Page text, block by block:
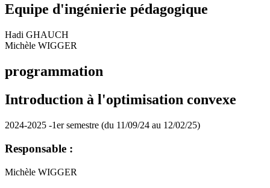
Equipe d'ingénierie pédagogique
Hadi GHAUCH
Michèle WIGGER
programmation
Introduction à l'optimisation convexe
2024-2025 -1er semestre (du 11/09/24 au 12/02/25)
Responsable :
Michèle WIGGER